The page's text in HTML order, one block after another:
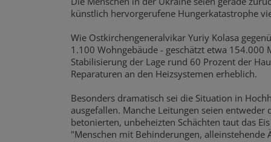
künstlich hervorgerufene Hungerkatastrophe
Wie Ostkirchengeneralvikar Yuriy Kolasa
1.100 Wohngebäude - geschätzt etwa
Stabilisierung der Lage rund 60 Prozent der
Reparaturen an den Heizsystemen erheblich.
Besonders dramatisch sei die Situation in
ausgefallen. Manche Leitungen seien
betonierten, unbeheizten Schächten taut das
"Menschen mit Behinderungen,